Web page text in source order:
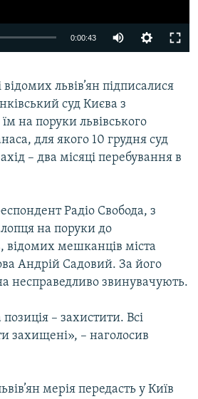
0:00:43
львів’ян підписалися
суд Києва з
на поруки львівського
для якого 10 грудня суд
– два місяці перебування в
Радіо Свобода, з
на поруки до
відомих мешканців міста
Андрій Садовий. За його
несправедливо звинувачують.
– захистити. Всі
захищені», – наголосив
мерія передасть у Київ